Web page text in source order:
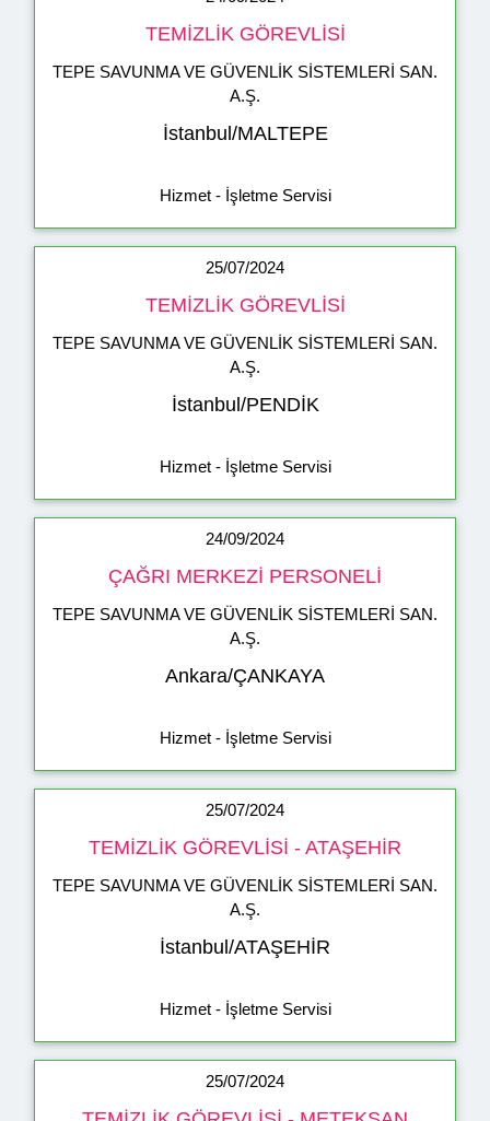
TEMİZLİK GÖREVLİSİ
TEPE SAVUNMA VE GÜVENLİK SİSTEMLERİ SAN.
A.Ş.
İstanbul/MALTEPE
Hizmet - İşletme Servisi
25/07/2024
TEMİZLİK GÖREVLİSİ
TEPE SAVUNMA VE GÜVENLİK SİSTEMLERİ SAN.
A.Ş.
İstanbul/PENDİK
Hizmet - İşletme Servisi
24/09/2024
ÇAĞRI MERKEZİ PERSONELİ
TEPE SAVUNMA VE GÜVENLİK SİSTEMLERİ SAN.
A.Ş.
Ankara/ÇANKAYA
Hizmet - İşletme Servisi
25/07/2024
TEMİZLİK GÖREVLİSİ - ATAŞEHİR
TEPE SAVUNMA VE GÜVENLİK SİSTEMLERİ SAN.
A.Ş.
İstanbul/ATAŞEHİR
Hizmet - İşletme Servisi
25/07/2024